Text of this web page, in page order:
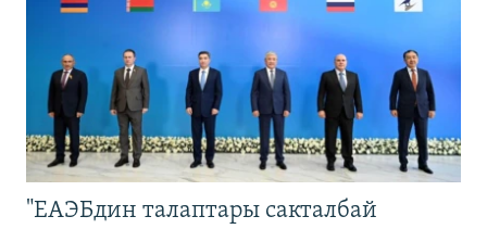
"ЕАЭБдин талаптары сакталбай